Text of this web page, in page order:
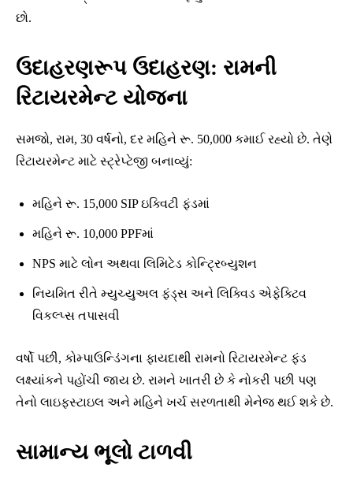
છો.
ઉદાહરણરૂપ ઉદાહરણ: રામની
રિટાયરમેન્ટ યોજના
સમજો, રામ, 30 વર્ષનો, દર મહિને રૂ. 50,000 કમાઈ રહ્યો છે. તેણે
રિટાયરમેન્ટ માટે સ્ટ્રેપ્ટેજી બનાવ્યું:
મહિને રૂ. 15,000 SIP ઇક્વિટી ફંડમાં
મહિને રૂ. 10,000 PPFમાં
NPS માટે લોન અથવા લિમિટેડ કોન્ટ્રિબ્યુશન
નિયમિત રીતે મ્યુચ્યુઅલ ફંડ્સ અને લિક્વિડ એફેક્ટિવ
વિકલ્પ્સ તપાસવી
વર્ષો પછી, કોમ્પાઉન્ડિંગના ફાયદાથી રામનો રિટાયરમેન્ટ ફંડ
લક્ષ્યાંકને પહોંચી જાય છે. રામને ખાતરી છે કે નોકરી પછી પણ
તેનો લાઇફસ્ટાઇલ અને મહિને ખર્ચ સરળતાથી મેનેજ થઈ શકે છે.
સામાન્ય ભૂલો ટાળવી